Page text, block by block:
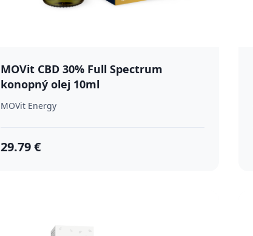
MOVit CBD 30% Full Spectrum
konopný olej 10ml
MOVit Energy
29.79 €